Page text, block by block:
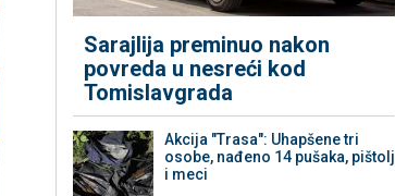
Sarajlija preminuo nakon
povreda u nesreći kod
Tomislavgrada
Akcija "Trasa": Uhapšene tri
osobe, nađeno 14 pušaka, pištolj
i meci